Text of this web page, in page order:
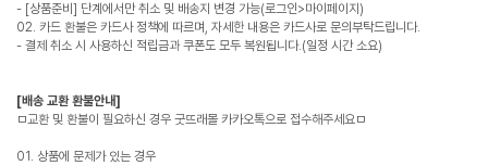
- [상품준비] 단계에서만 취소 및 배송지 변경 가능(로그인>마이페이지)
02. 카드 환불은 카드사 정책에 따르며, 자세한 내용은 카드사로 문의부탁드립니다.
- 결제 취소 시 사용하신 적립금과 쿠폰도 모두 복원됩니다.(일정 시간 소요)
[배송 교환 환불안내]
ㅁ교환 및 환불이 필요하신 경우 굿뜨래몰 카카오톡으로 접수해주세요ㅁ
01. 상품에 문제가 있는 경우